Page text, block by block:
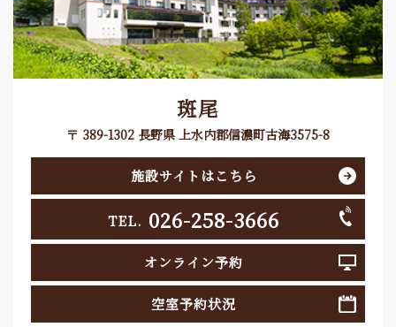
斑尾
〒 389-1302 長野県 上水内郡信濃町古海3575-8
施設サイトはこちら
TEL. 026-258-3666
オンライン予約
空室予約状況